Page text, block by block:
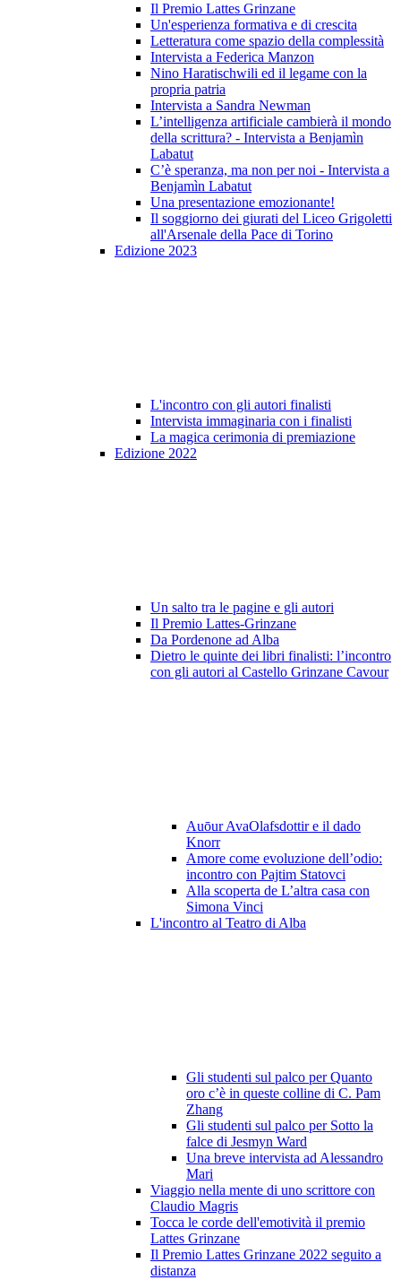
Il Premio Lattes Grinzane
Un'esperienza formativa e di crescita
Letteratura come spazio della complessità
Intervista a Federica Manzon
Nino Haratischwili ed il legame con la
propria patria
Intervista a Sandra Newman
L’intelligenza artificiale cambierà il mondo
della scrittura? - Intervista a Benjamìn
Labatut
C’è speranza, ma non per noi - Intervista a
Benjamìn Labatut
Una presentazione emozionante!
Il soggiorno dei giurati del Liceo Grigoletti
all'Arsenale della Pace di Torino
Edizione 2023
L'incontro con gli autori finalisti
Intervista immaginaria con i finalisti
La magica cerimonia di premiazione
Edizione 2022
Un salto tra le pagine e gli autori
Il Premio Lattes-Grinzane
Da Pordenone ad Alba
Dietro le quinte dei libri finalisti: l’incontro
con gli autori al Castello Grinzane Cavour
Auōur AvaOlafsdottir e il dado
Knorr
Amore come evoluzione dell’odio:
incontro con Pajtim Statovci
Alla scoperta de L’altra casa con
Simona Vinci
L'incontro al Teatro di Alba
Gli studenti sul palco per Quanto
oro c’è in queste colline di C. Pam
Zhang
Gli studenti sul palco per Sotto la
falce di Jesmyn Ward
Una breve intervista ad Alessandro
Mari
Viaggio nella mente di uno scrittore con
Claudio Magris
Tocca le corde dell'emotività il premio
Lattes Grinzane
Il Premio Lattes Grinzane 2022 seguito a
distanza